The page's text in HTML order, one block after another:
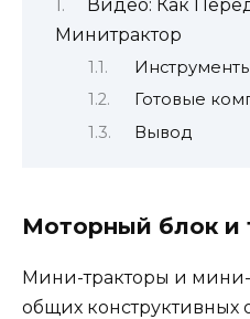
Видео: Как
Минитрактор
Готовые
Вывод
Моторный блок и
Мини-тракторы и
общих конструктивных